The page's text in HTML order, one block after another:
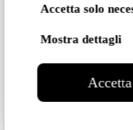
Accetta solo
Mostra dettagli
Abitazione